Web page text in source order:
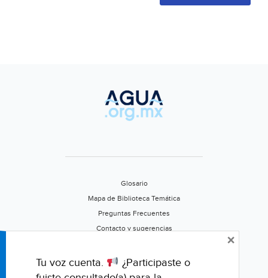
Glosario
Mapa de Biblioteca Temática
Preguntas Frecuentes
Contacto y sugerencias
Califica este portal
Tu voz cuenta.
¿Participaste o
×